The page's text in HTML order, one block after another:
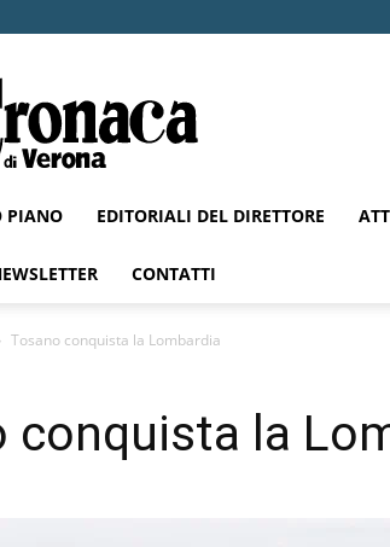
Cronaca
di
Verona
PIANO EDITORIALI DEL DIRETTORE
CONTATTI
Tosano conquista la Lombardia
conquista la